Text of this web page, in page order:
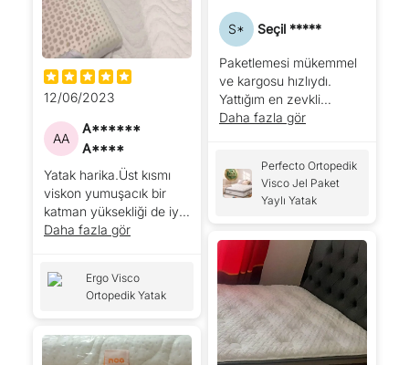
12/06/2023
AA
A******
A****
Yatak harika.Üst kısmı
viskon yumuşacık bir
katman yüksekliği de iyi
21-22 santim
bunu almışım.çok rahat
.markayı
sevdim.yastığını da
aldım.çok belli ki titiz
çalışılmış
Daha fazla gör
Ergo Visco
Ortopedik Yatak
S* Seçil *****
Paketlemesi mükemmel
ve kargosu hızlıydı.
Yattığım en zevkli
yataklardan olabilir.
Daha fazla gör
Perfecto Ortopedik
Visco Jel Paket
Yaylı Yatak